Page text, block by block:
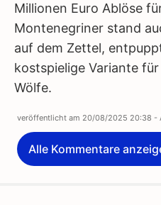
Millionen Euro Ablöse
Montenegriner stand
auf dem Zettel,
kostspielige Variante
Wölfe.
veröffentlicht am 20/08/2025 20:38 -
Alle Kommentare